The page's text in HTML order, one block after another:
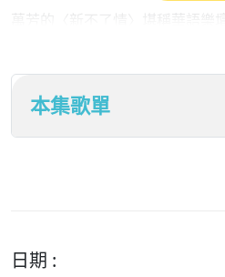
曲相互成就，成為跨越世代的經
人和我愛的人〉則道出感情世
往往無法同時擁有，許多人都曾
雲的〈我是不是你最疼愛的人〉
本集歌單
日期 :